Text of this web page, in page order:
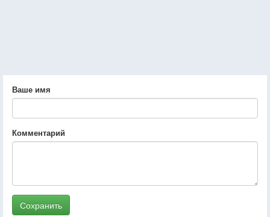
Ваше имя
Комментарий
Сохранить